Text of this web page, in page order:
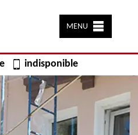
MENU
indisponible